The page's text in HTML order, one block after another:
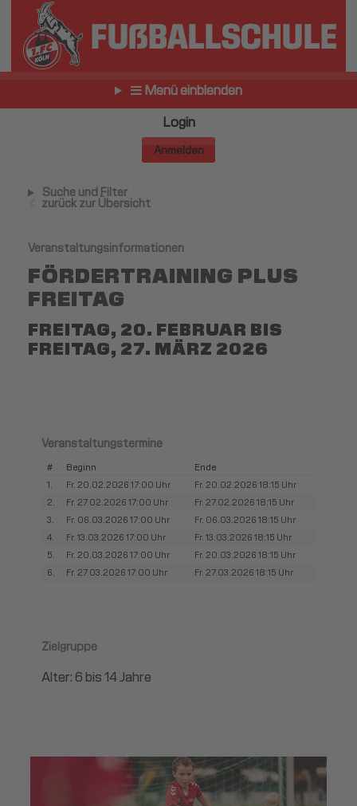
Menü einblenden
Login
Anmelden
Suche und Filter
zurück zur Übersicht
Veranstaltungsinformationen
FÖRDERTRAINING PLUS
FREITAG
FREITAG, 20. FEBRUAR BIS
FREITAG, 27. MÄRZ 2026
Veranstaltungstermine
# Beginn
Ende
1.
Fr. 20.02.2026 17:00 Uhr
Fr. 20.02.2026 18:15 Uhr
2.
Fr. 27.02.2026 17:00 Uhr
Fr. 27.02.2026 18:15 Uhr
3.
Fr. 06.03.2026 17:00 Uhr
Fr. 06.03.2026 18:15 Uhr
4.
Fr. 13.03.2026 17:00 Uhr
Fr. 13.03.2026 18:15 Uhr
5.
Fr. 20.03.2026 17:00 Uhr
Fr. 20.03.2026 18:15 Uhr
6.
Fr. 27.03.2026 17:00 Uhr Fr. 27.03.2026 18:15 Uhr
Zielgruppe
Alter: 6 bis 14 Jahre